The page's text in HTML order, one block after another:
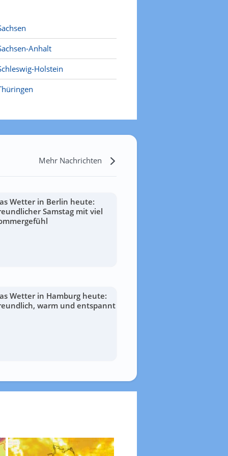
Anhalt
Holstein
Mehr Nachrichten
Wetter in Berlin heute:
Samstag mit viel
Wetter in Hamburg heute:
warm und entspannt